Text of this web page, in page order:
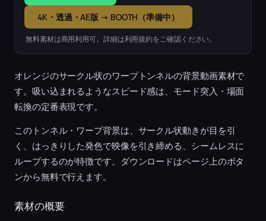
4K・透過・AE版 → BOOTH（準備中）
無料素材は商用利用可。詳細は利用規約をご確認ください。
オレンジのサークル状のワープトンネルの背景動画素材で
す。吸い込まれるようなスピード感は、モード突入・場面
転換の定番表現です。
このトンネル・ワープ背景は、サークル状動きが目を引
く、はっきりした発色で映像を引き締める、シームレスに
ループするのが特徴です。ダウンロードはページ上のボタ
ンから無料で行えます。
素材の概要